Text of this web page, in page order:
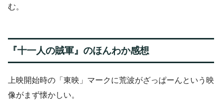
む。
『十一人の賊軍』のほんわか感想
上映開始時の「東映」マークに荒波がざっぱーんという映
像がまず懐かしい。